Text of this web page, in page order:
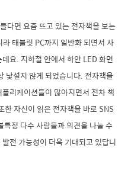
다면 요즘 뜨고 있는 전자책을 보는
태블릿 PC까지 일반화 되면서 사
요. 지하철 안에서 하얀 LED 화면
낯설지 않게 되었습니다. 전자책을
리케이션들이 많아지면서 전차 책
자신이 읽은 전자책을 바로 SNS
정 다수 사람들과 의견을 나눌 수
전 가능성이 더욱 기대되고 있답니